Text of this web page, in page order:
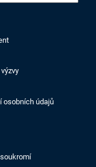
osobních údajů